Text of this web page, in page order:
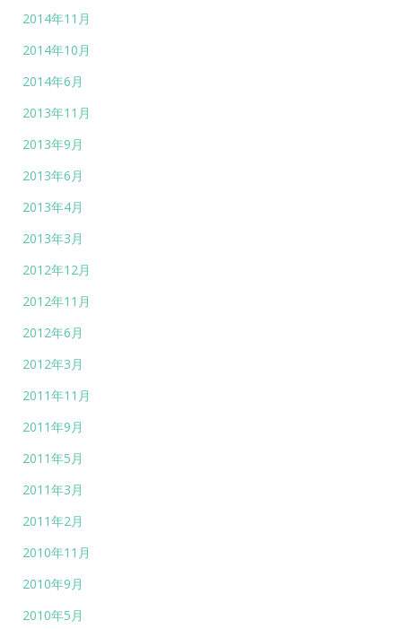
2014年11月
2014年10月
2014年6月
2013年11月
2013年9月
2013年6月
2013年4月
2013年3月
2012年12月
2012年11月
2012年6月
2012年3月
2011年11月
2011年9月
2011年5月
2011年3月
2011年2月
2010年11月
2010年9月
2010年5月